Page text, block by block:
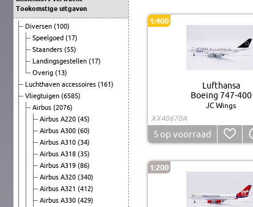
Toekomstige uitgaven
Diversen (100)
Speelgoed (17)
Staanders (55)
Landingsgestellen (17)
Overig (13)
Luchthaven accessoires (161)
Vliegtuigen (6585)
Airbus (2076)
Airbus A220 (45)
Airbus A300 (60)
Airbus A310 (34)
Airbus A318 (35)
Airbus A319 (86)
Airbus A320 (340)
Airbus A321 (412)
Airbus A330 (429)
1:400
Lufthansa
Boeing 747-400
JC Wings
XX40670A
5op voorraad
1:200